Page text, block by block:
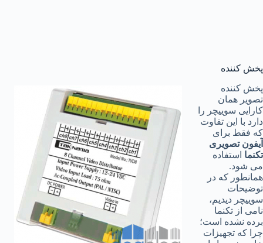
پخش کننده
پخش کننده
تصویر همان
کارایی سوییچر را
دارد با این تفاوت
که فقط برای
آیفون تصویری
تکنما استفاده
می شود.
همانطور که در
توضیحات
سوییچر دیدیم،
نامی از تکنما
برده نشده است؛
چرا که تجهیزات